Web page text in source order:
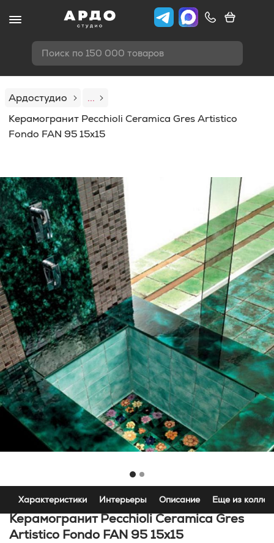
Поиск по 150 000 товаров
Ардостудио
...
Керамогранит Pecchioli Ceramica Gres Artistico
Fondo FAN 95 15x15
Характеристики Интерьеры Описание Еще из
Керамогранит Pecchioli Ceramica Gres
Artistico Fondo FAN 95 15x15